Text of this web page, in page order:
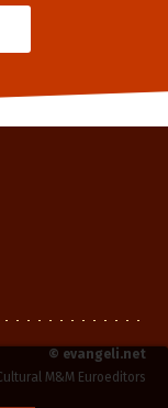
© evangeli.net
M&M Euroeditors